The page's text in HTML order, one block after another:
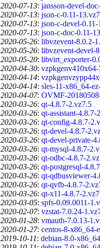
2020-07-13: jansson-devel-
2020-07-13: json-c-0.11-
2020-07-13: json-c-devel-
2020-07-13: json-c-doc-0.11-
2020-05-26: libvzevent-8.0.2-
2020-05-26: libvzevent-devel-
2020-05-20: libvirt_exporter-
2020-04-30:
2020-04-14:
2020-04-14: sles-11-x86_64-
2020-04-07: OVMF-
2020-03-26: qt-4.8.7-2.vz7.5
2020-03-26: qt-assistant-4.8.7-
2020-03-26: qt-config-4.8.7-
2020-03-26: qt-devel-4.8.7-
2020-03-26: qt-devel-private-
2020-03-26: qt-mysql-4.8.7-
2020-03-26: qt-odbc-4.8.7-
2020-03-26: qt-postgresql-
2020-03-26: qt-qdbusviewer-
2020-03-26: qt-qvfb-4.8.7-
2020-03-26: qt-x11-4.8.7-
2020-03-05: spfs-0.09.0011-
2020-02-07: vzstat-7.0.24-
2020-01-28: vmauth-7.0.13-
2020-01-27: centos-8-x86_64-
2019-10-11: debian-8.0-